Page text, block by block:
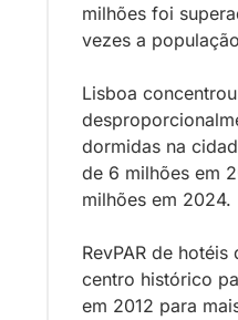
milhões foi
vezes a
Lisboa concentrou
dormidas na
de 6 milhões em
milhões em 2024.
RevPAR de
centro histórico
em 2012 para